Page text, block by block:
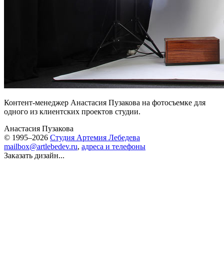
Контент-менеджер Анастасия Пузакова на фотосъемке для
одного из клиентских проектов студии.
Анастасия Пузакова
© 1995–2026 Студия Артемия Лебедева
mailbox@artlebedev.ru, адреса и телефоны
Заказать дизайн...